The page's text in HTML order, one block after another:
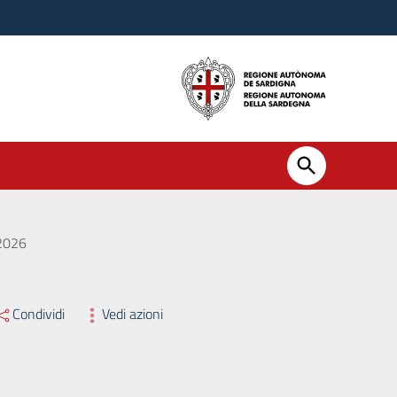
Condividi Vedi azioni